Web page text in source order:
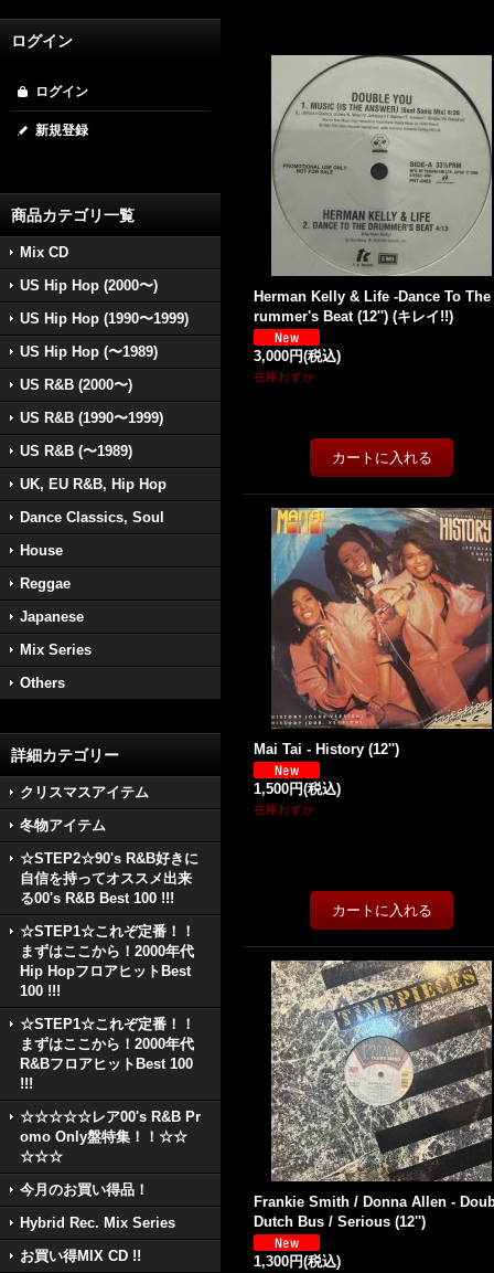
ログイン
ログイン
新規登録
商品カテゴリ一覧
Mix CD
US Hip Hop (2000〜)
US Hip Hop (1990〜1999)
US Hip Hop (〜1989)
US R&B (2000〜)
US R&B (1990〜1999)
US R&B (〜1989)
UK, EU R&B, Hip Hop
Dance Classics, Soul
House
Reggae
Japanese
Mix Series
Others
詳細カテゴリー
クリスマスアイテム
冬物アイテム
☆STEP2☆90's R&B好きに
自信を持ってオススメ出来
る00's R&B Best 100 !!!
☆STEP1☆これぞ定番！！
まずはここから！2000年代
Hip HopフロアヒットBest
100 !!!
☆STEP1☆これぞ定番！！
まずはここから！2000年代
R&BフロアヒットBest 100
!!!
☆☆☆☆☆レア00's R&B Pr
omo Only盤特集！！☆☆
☆☆☆
今月のお買い得品！
Hybrid Rec. Mix Series
お買い得MIX CD !!
Herman Kelly & Life -Dance To The
rummer's Beat (12'') (キレイ!!)
3,000円(税込)
在庫わずか
Mai Tai - History (12'')
1,500円(税込)
在庫わずか
Frankie Smith / Donna Allen -
Dutch Bus / Serious (12'')
1,300円(税込)